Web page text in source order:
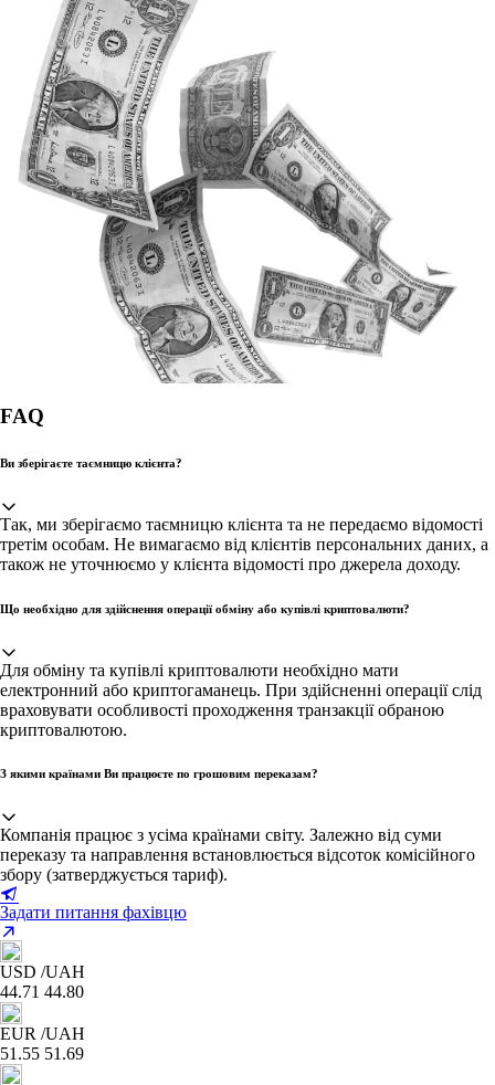
FAQ
Ви зберігаєте таємницю клієнта?
Так, ми зберігаємо таємницю клієнта та не передаємо відомості
третім особам. Не вимагаємо від клієнтів персональних даних, а
також не уточнюємо у клієнта відомості про джерела доходу.
Що необхідно для здійснення операції обміну або купівлі криптовалюти?
Для обміну та купівлі криптовалюти необхідно мати
електронний або криптогаманець. При здійсненні операції слід
враховувати особливості проходження транзакції обраною
криптовалютою.
З якими країнами Ви працюєте по грошовим переказам?
Компанія працює з усіма країнами світу. Залежно від суми
переказу та направлення встановлюється відсоток комісійного
збору (затверджується тариф).
Задати питання фахівцю
USD /UAH
44.71 44.80
EUR /UAH
51.55 51.69